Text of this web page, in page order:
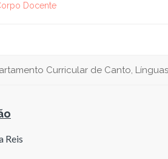
Docente
Curricular de Canto,
Reis